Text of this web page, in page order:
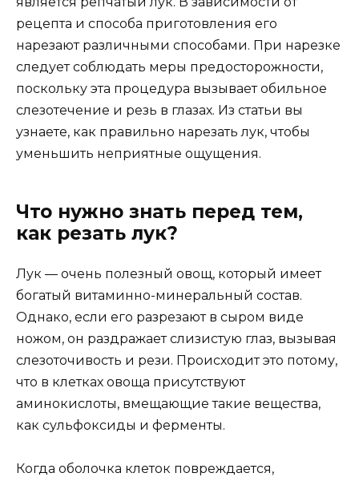
рецепта и способа приготовления его
нарезают различными способами. При нарезке
следует соблюдать меры предосторожности,
поскольку эта процедура вызывает обильное
слезотечение и резь в глазах. Из статьи вы
узнаете, как правильно нарезать лук, чтобы
уменьшить неприятные ощущения.
Что нужно знать перед тем,
как резать лук?
Лук — очень полезный овощ, который имеет
богатый витаминно-минеральный состав.
Однако, если его разрезают в сыром виде
ножом, он раздражает слизистую глаз, вызывая
слезоточивость и рези. Происходит это потому,
что в клетках овоща присутствуют
аминокислоты, вмещающие такие вещества,
как сульфоксиды и ферменты.
Когда оболочка клеток повреждается,